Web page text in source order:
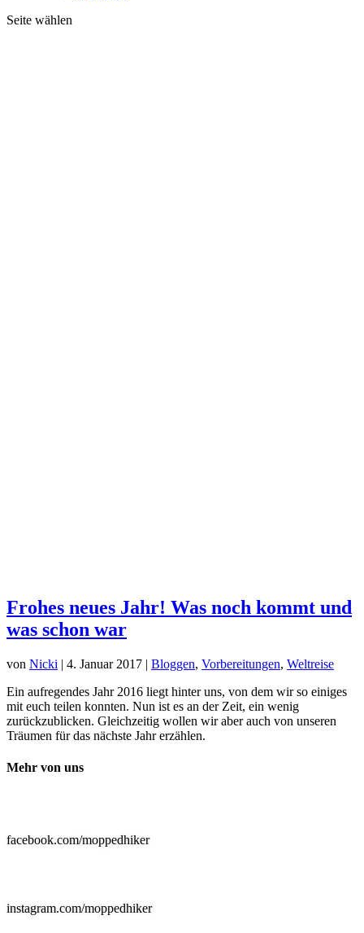
Seite wählen
Frohes neues Jahr! Was noch kommt und
was schon war
von Nicki | 4. Januar 2017 | Bloggen, Vorbereitungen, Weltreise
Ein aufregendes Jahr 2016 liegt hinter uns, von dem wir so einiges
mit euch teilen konnten. Nun ist es an der Zeit, ein wenig
zurückzublicken. Gleichzeitig wollen wir aber auch von unseren
Träumen für das nächste Jahr erzählen.
Mehr von uns
facebook.com/moppedhiker
instagram.com/moppedhiker